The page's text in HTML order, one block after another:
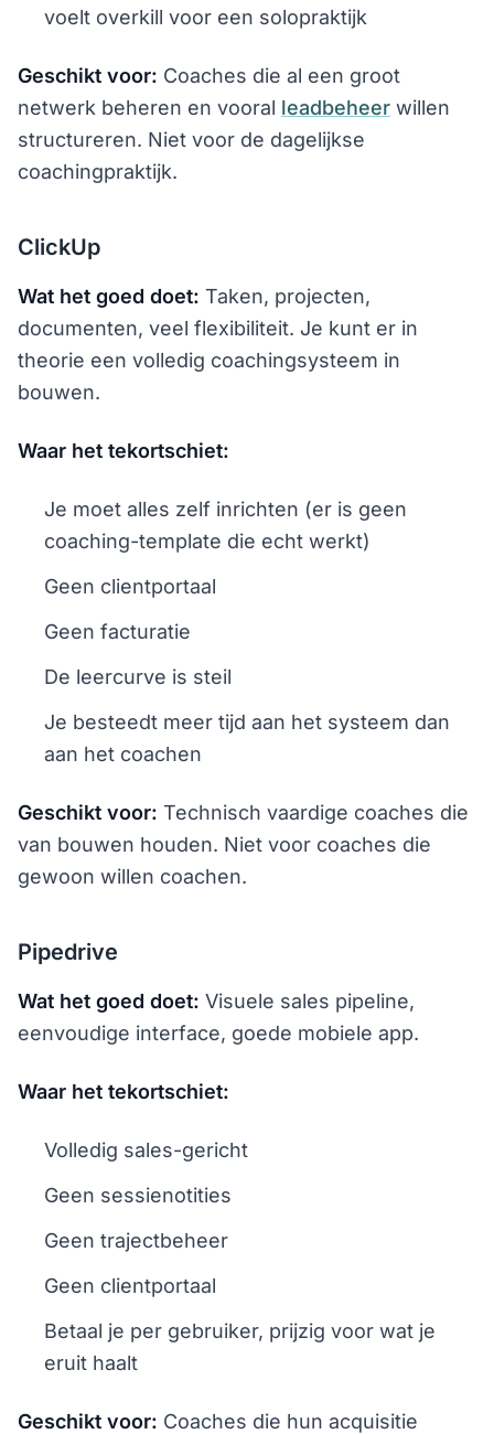
voelt overkill voor een solopraktijk
Geschikt voor: Coaches die al een groot
netwerk beheren en vooral leadbeheer willen
structureren. Niet voor de dagelijkse
coachingpraktijk.
ClickUp
Wat het goed doet: Taken, projecten,
documenten, veel flexibiliteit. Je kunt er in
theorie een volledig coachingsysteem in
bouwen.
Waar het tekortschiet:
Je moet alles zelf inrichten (er is geen
coaching-template die echt werkt)
Geen clientportaal
Geen facturatie
De leercurve is steil
Je besteedt meer tijd aan het systeem dan
aan het coachen
Geschikt voor: Technisch vaardige coaches die
van bouwen houden. Niet voor coaches die
gewoon willen coachen.
Pipedrive
Wat het goed doet: Visuele sales pipeline,
eenvoudige interface, goede mobiele app.
Waar het tekortschiet:
Volledig sales-gericht
Geen sessienotities
Geen trajectbeheer
Geen clientportaal
Betaal je per gebruiker, prijzig voor wat je
eruit haalt
Geschikt voor: Coaches die hun acquisitie